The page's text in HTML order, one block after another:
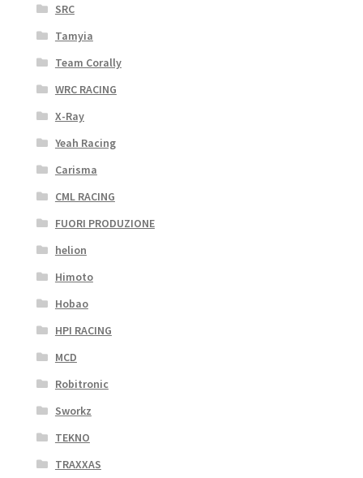
SRC
Tamyia
Team Corally
WRC RACING
X-Ray
Yeah Racing
Carisma
CML RACING
FUORI PRODUZIONE
helion
Himoto
Hobao
HPI RACING
MCD
Robitronic
Sworkz
TEKNO
TRAXXAS